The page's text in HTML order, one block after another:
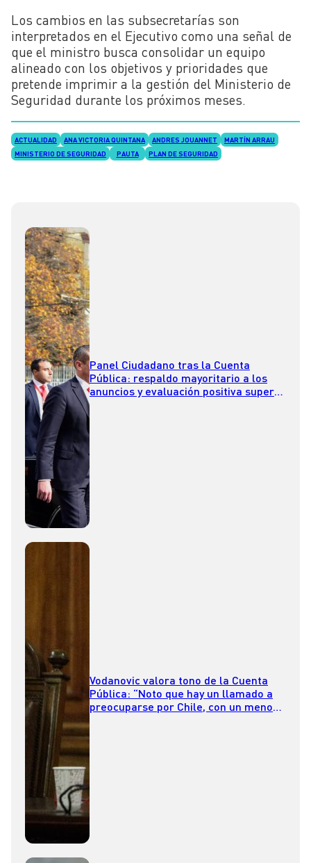
Los cambios en las subsecretarías son
interpretados en el Ejecutivo como una señal de
que el ministro busca consolidar un equipo
alineado con los objetivos y prioridades que
pretende imprimir a la gestión del Ministerio de
Seguridad durante los próximos meses.
ACTUALIDAD ANA VICTORIA QUINTANA ANDRES JOUANNET
MARTÍN ARRAU
MINISTERIO DE SEGURIDAD
PAUTA PLAN DE SEGURIDAD
Panel Ciudadano tras la Cuenta
Pública: respaldo mayoritario a los
anuncios y evaluación positiva supera
Vodanovic valora tono de la Cuenta
Pública: “Noto que hay un llamado a
preocuparse por Chile, con un menor